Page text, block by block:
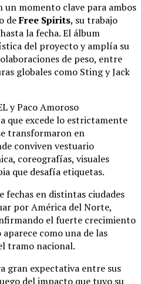
un momento clave para ambos
deFree Spirits, su trabajo
la fecha. El álbum
del proyecto y amplía su
de peso, entre
globales como StingyJack
y Paco Amoroso
que excede lo estrictamente
transformaron en
conviven vestuario
coreografías, visuales
que desafía etiquetas.
en distintas ciudades
por América del Norte,
el fuerte crecimiento
como una de las
tramo nacional.
gran expectativa entre sus
del impacto que tuvo su